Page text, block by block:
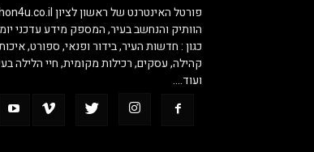
הוותיק והנחשב בעיר, המספק מידע עדכני
כגון : חדשות העיר, בידור ופנאי, ספורט,
קהילה, עסקים, רכילות מקומית, חיי הלילה
ועוד….